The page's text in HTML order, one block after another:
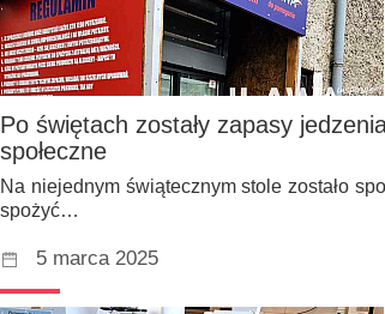
Po świętach zostały zapasy
społeczne
Na niejednym świątecznym stole zostało
spożyć…
5 marca 2025